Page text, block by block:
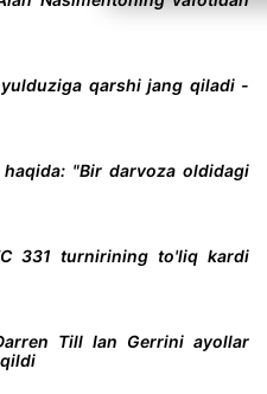
qarshi jang qiladi -
"Bir darvoza oldidagi
331 turnirining to'liq kardi
Till Ian Gerrini ayollar